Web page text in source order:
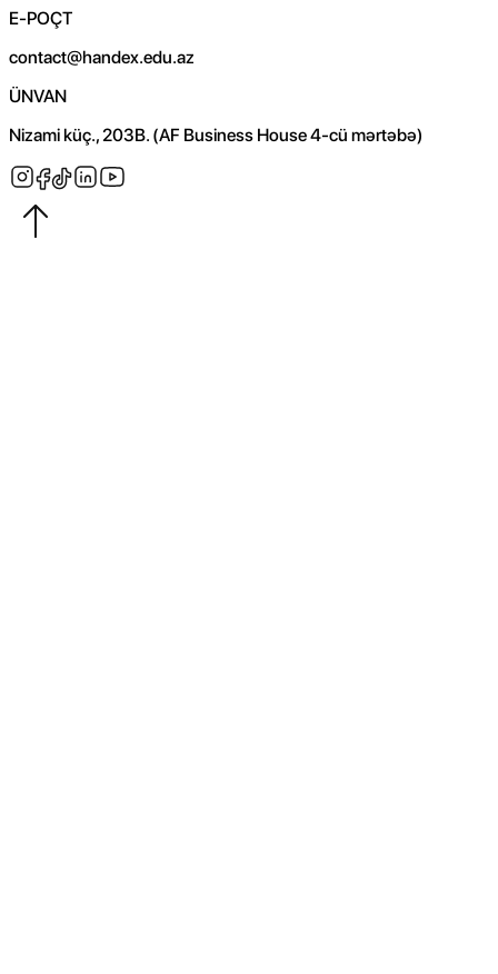
E-POÇT
contact@handex.edu.az
ÜNVAN
Nizami küç., 203B. (AF Business House 4-cü mərtəbə)